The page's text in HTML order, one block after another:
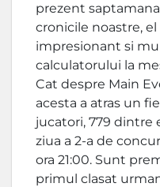
prezent
cronicile noastre,
impresionant si
calculatorului la
Cat despre Main
acesta a atras un
jucatori, 779 dintre
ziua a 2-a de
ora 21:00. Sunt
primul clasat